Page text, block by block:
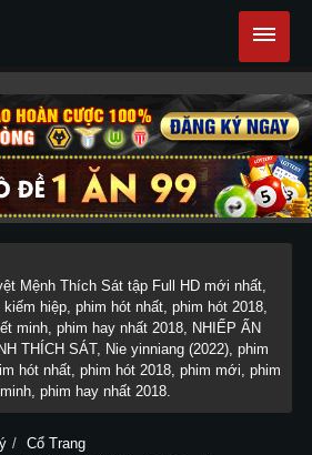
Mệnh Thích Sát tập Full HD mới nhất,
hiệp, phim hót nhất, phim hót 2018,
minh, phim hay nhất 2018, NHIẾP ẤN
THÍCH SÁT, Nie yinniang (2022), phim
hót nhất, phim hót 2018, phim mới, phim
phim hay nhất 2018.
Cổ Trang